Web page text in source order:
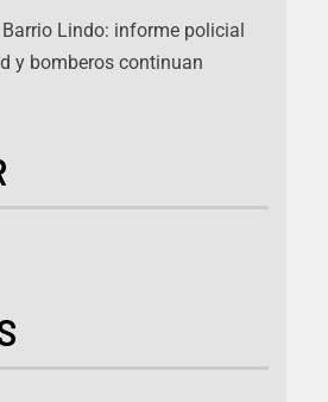
Lindo: informe policial
y bomberos continuan